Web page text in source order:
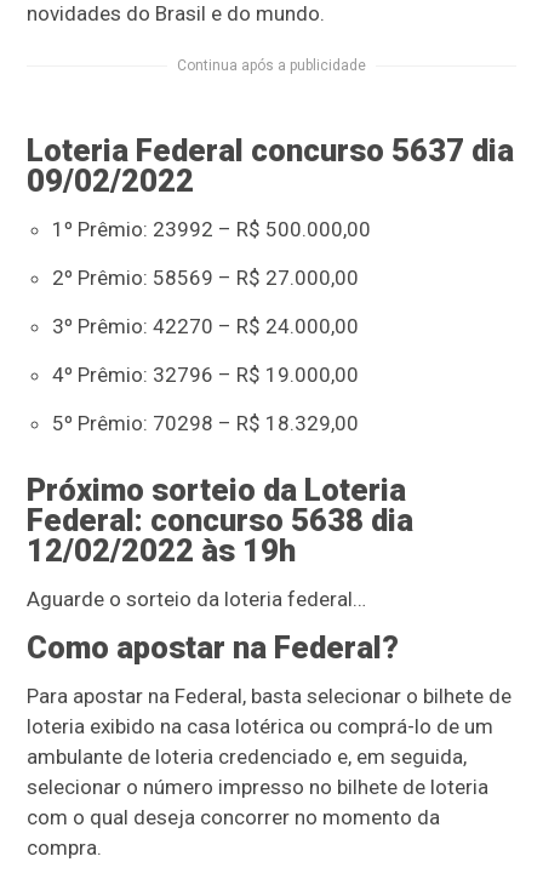
novidades do Brasil e do mundo.
Continua após a publicidade
Loteria Federal concurso 5637 dia
09/02/2022
1º Prêmio: 23992 – R$ 500.000,00
2º Prêmio: 58569 – R$ 27.000,00
3º Prêmio: 42270 – R$ 24.000,00
4º Prêmio: 32796 – R$ 19.000,00
5º Prêmio: 70298 – R$ 18.329,00
Próximo sorteio da Loteria
Federal: concurso 5638 dia
12/02/2022 às 19h
Aguarde o sorteio da loteria federal…
Como apostar na Federal?
Para apostar na Federal, basta selecionar o bilhete de
loteria exibido na casa lotérica ou comprá-lo de um
ambulante de loteria credenciado e, em seguida,
selecionar o número impresso no bilhete de loteria
com o qual deseja concorrer no momento da
compra.